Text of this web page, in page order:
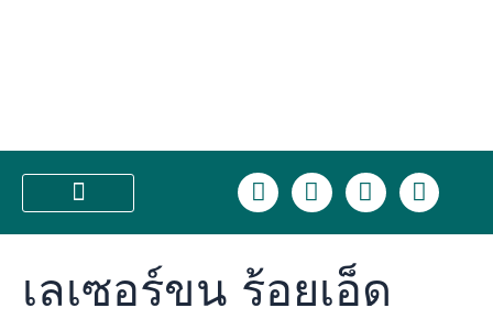
L
i
n
e
F
a
c
b
o
I
n
s
a
g
T
i
k
เลเซอร์ขน ร้อยเอ็ด
ตอน
เห็น
จริง